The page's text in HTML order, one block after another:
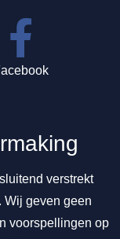
verstrekt
Wij geven geen
voorspellingen op